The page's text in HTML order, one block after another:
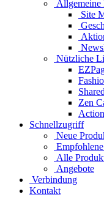
Allgemeine
Site
Nützliche
Shared
Zen
Schnellzugriff
Neue
Alle
Angebote
Verbindung
Kontakt